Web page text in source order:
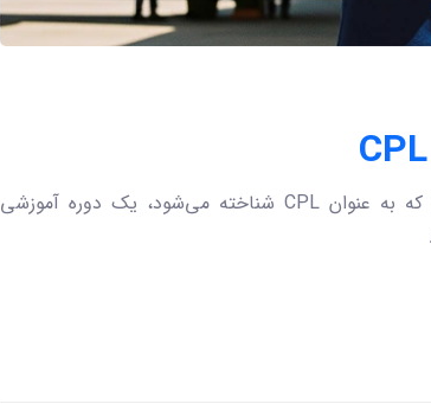
گواهینامه خلبانی تجاری (Commercial Pilot License) که به عنوان CPL شناخته می‌شود، یک دوره آموزشی